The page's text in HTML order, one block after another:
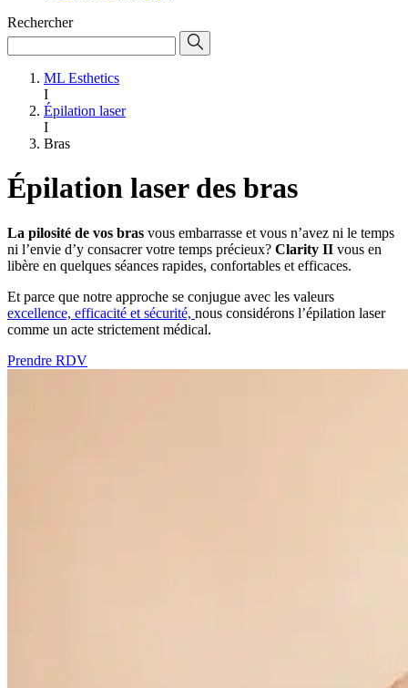
Rechercher
ML Esthetics
I
Épilation laser
I
Bras
Épilation laser des bras
La pilosité de vos bras vous embarrasse et vous n’avez ni le temps
ni l’envie d’y consacrer votre temps précieux? Clarity II vous en
libère en quelques séances rapides, confortables et efficaces.
Et parce que notre approche se conjugue avec les valeurs
excellence, efficacité et sécurité, nous considérons l’épilation laser
comme un acte strictement médical.
Prendre RDV